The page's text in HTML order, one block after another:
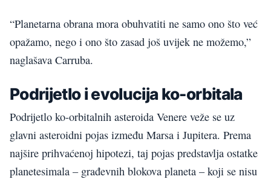
“Planetarna obrana mora obuhvatiti ne samo ono što već
opažamo, nego i ono što zasad još uvijek ne možemo,”
naglašava Carruba.
Podrijetlo i evolucija ko-orbitala
Podrijetlo ko-orbitalnih asteroida Venere veže se uz
glavni asteroidni pojas između Marsa i Jupitera. Prema
najšire prihvaćenoj hipotezi, taj pojas predstavlja ostatke
planetesimala – građevnih blokova planeta – koji se nisu